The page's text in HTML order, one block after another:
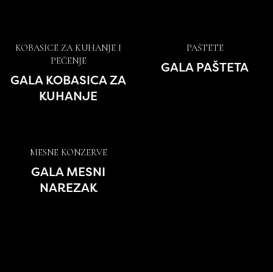
KOBASICE ZA KUHANJE I
PEČENJE
GALA KOBASICA ZA
KUHANJE
PAŠTETE
GALA PAŠTETA
MESNE KONZERVE
GALA MESNI
NAREZAK